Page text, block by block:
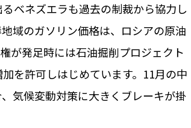
ベネズエラも過去の制裁から協力し
域のガソリン価格は、ロシアの原油
が発足時には石油掘削プロジェクト
を許可しはじめています。11月の中
気候変動対策に大きくブレーキが掛